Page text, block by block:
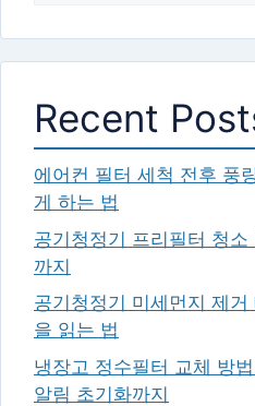
Recent
에어컨 필터 세척 전후 풍
게 하는 법
공기청정기 프리필터 청
까지
공기청정기 미세먼지 제
을 읽는 법
냉장고 정수필터 교체 방
알림 초기화까지